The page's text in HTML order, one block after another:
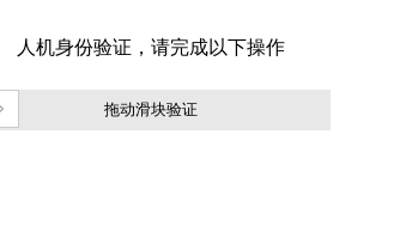
拖动滑块验证